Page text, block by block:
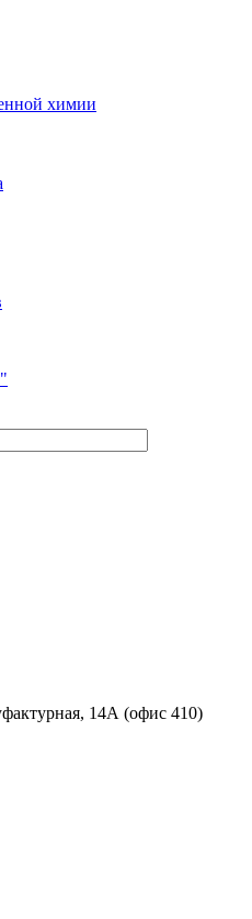
химии
14А (офис 410)